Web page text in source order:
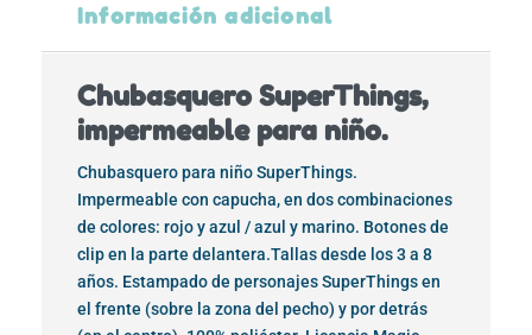
Información adicional
Chubasquero SuperThings,
impermeable para niño.
Chubasquero para niño SuperThings.
Impermeable con capucha, en dos combinaciones
de colores: rojo y azul / azul y marino. Botones de
clip en la parte delantera.Tallas desde los 3 a 8
años. Estampado de personajes SuperThings en
el frente (sobre la zona del pecho) y por detrás